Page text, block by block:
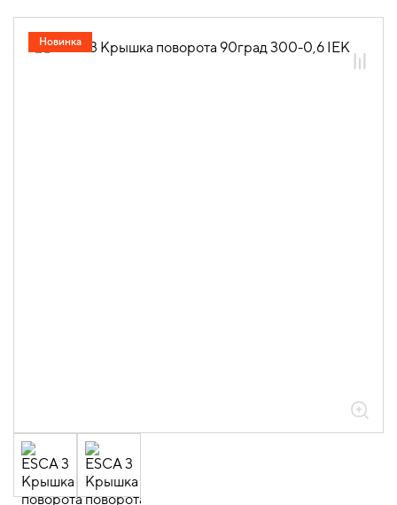
листовых ESCA
05.04.04.03.01 Аксессуары ломаные
Новинка